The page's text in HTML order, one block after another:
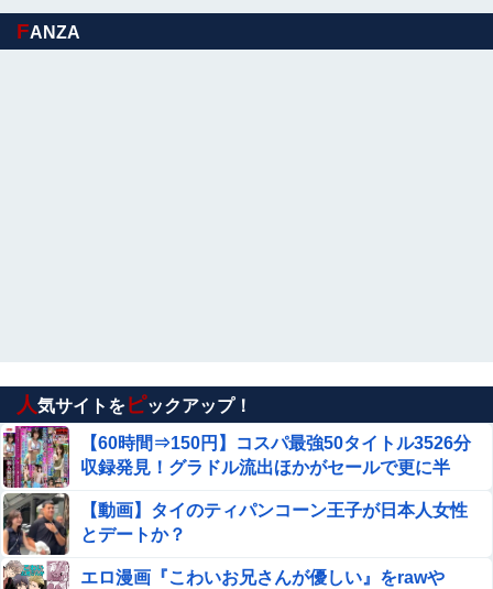
FANZA
人気サイトをピックアップ！
【60時間⇒150円】コスパ最強50タイトル3526分
収録発見！グラドル流出ほかがセールで更に半
【動画】タイのティパンコーン王子が日本人女性
とデートか？
エロ漫画『こわいお兄さんが優しい』をrawや